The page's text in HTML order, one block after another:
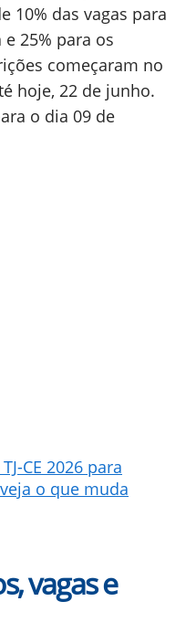
10% das vagas para
25% para os
começaram no
hoje, 22 de junho.
o dia 09 de
CE 2026 para
o que muda
vagas e